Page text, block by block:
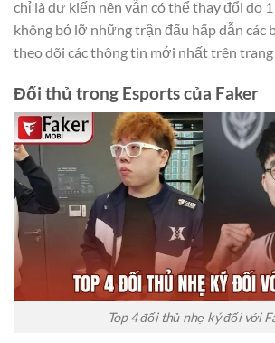
chỉ là dự kiến nên vẫn có thể thay đổi do
không bỏ lỡ những trận đấu hấp dẫn các
theo dõi các thông tin mới nhất trên
Đối thủ trong Esports của Faker
Top 4 đối thủ nhẹ ký đối với